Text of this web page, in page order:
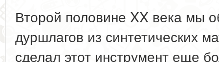
Второй половине XX века мы
дуршлагов из синтетических
сделал этот инструмент еще